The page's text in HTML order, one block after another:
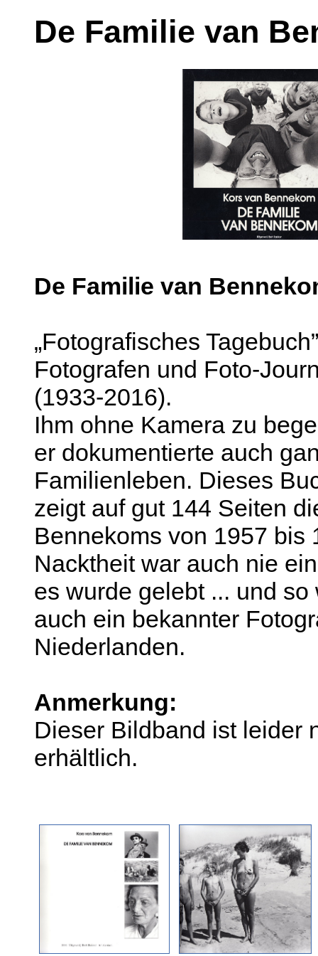
De Familie van
De Familie van
„Fotografisches
Fotografen und Foto-
(1933-2016).
Ihm ohne Kamera zu
er dokumentierte auch
Familienleben. Dieses
zeigt auf gut 144 Seiten
Bennekoms von 1957 bis
Nacktheit war auch nie
es wurde gelebt ... und
auch ein bekannter
Niederlanden.
Anmerkung:
Dieser Bildband ist leider
erhältlich.